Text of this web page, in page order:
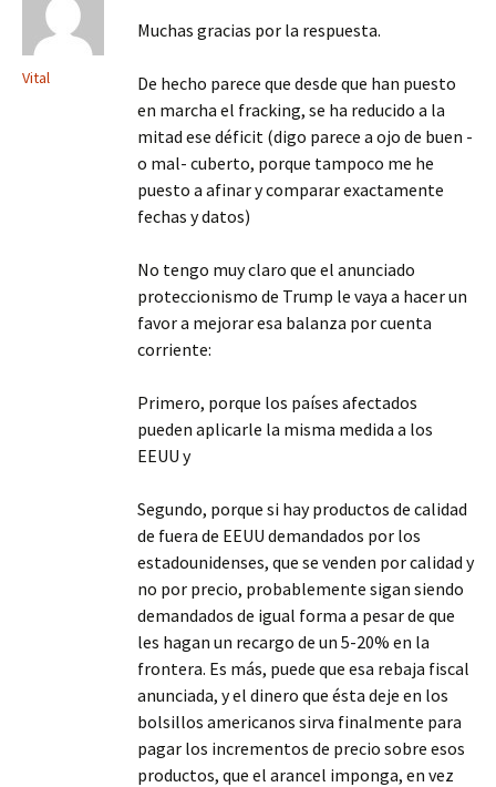
Vital
Muchas gracias por la respuesta.
De hecho parece que desde que han puesto
en marcha el fracking, se ha reducido a la
mitad ese déficit (digo parece a ojo de buen -
o mal- cuberto, porque tampoco me he
puesto a afinar y comparar exactamente
fechas y datos)
No tengo muy claro que el anunciado
proteccionismo de Trump le vaya a hacer un
favor a mejorar esa balanza por cuenta
corriente:
Primero, porque los países afectados
pueden aplicarle la misma medida a los
EEUU y
Segundo, porque si hay productos de calidad
de fuera de EEUU demandados por los
estadounidenses, que se venden por calidad y
no por precio, probablemente sigan siendo
demandados de igual forma a pesar de que
les hagan un recargo de un 5-20% en la
frontera. Es más, puede que esa rebaja fiscal
anunciada, y el dinero que ésta deje en los
bolsillos americanos sirva finalmente para
pagar los incrementos de precio sobre esos
productos, que el arancel imponga, en vez